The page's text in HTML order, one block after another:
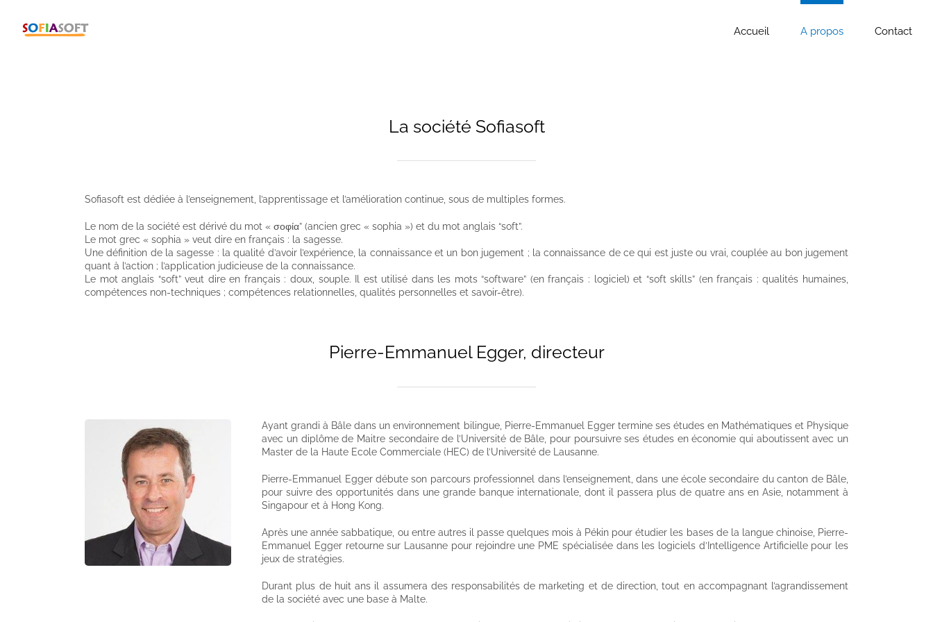
contenu
Accueil A propos Contact
La société Sofiasoft
Sofiasoft est dédiée à l’enseignement, l’apprentissage et l’amélioration continue, sous de multiples formes.
Le nom de la société est dérivé du mot « σοφία” (ancien grec « sophia ») et du mot anglais “soft”.
Le mot grec « sophia » veut dire en français : la sagesse.
Une définition de la sagesse : la qualité d’avoir l’expérience, la connaissance et un bon jugement ; la connaissance de ce qui est juste ou vrai, couplée au bon jugement
quant à l’action ; l’application judicieuse de la connaissance.
Le mot anglais “soft” veut dire en français : doux, souple. Il est utilisé dans les mots “software” (en français : logiciel) et “soft skills” (en français : qualités humaines,
compétences non-techniques ; compétences relationnelles, qualités personnelles et savoir-être).
Pierre-Emmanuel Egger, directeur
Ayant grandi à Bâle dans un environnement bilingue, Pierre-Emmanuel Egger termine ses études en Mathématiques et Physique
avec un diplôme de Maitre secondaire de l’Université de Bâle, pour poursuivre ses études en économie qui aboutissent avec un
Master de la Haute Ecole Commerciale (HEC) de l’Université de Lausanne.
Pierre-Emmanuel Egger débute son parcours professionnel dans l’enseignement, dans une école secondaire du canton de Bâle,
pour suivre des opportunités dans une grande banque internationale, dont il passera plus de quatre ans en Asie, notamment à
Singapour et à Hong Kong.
Après une année sabbatique, ou entre autres il passe quelques mois à Pékin pour étudier les bases de la langue chinoise, Pierre-
Emmanuel Egger retourne sur Lausanne pour rejoindre une PME spécialisée dans les logiciels d’Intelligence Artificielle pour les
jeux de stratégies.
Durant plus de huit ans il assumera des responsabilités de marketing et de direction, tout en accompagnant l’agrandissement
de la société avec une base à Malte.